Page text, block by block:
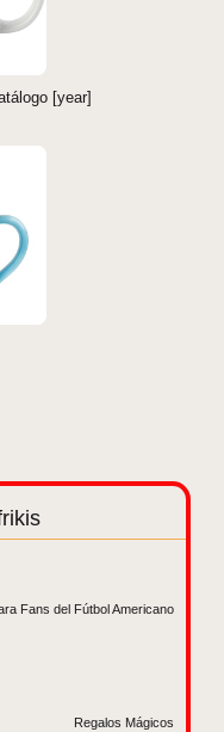
[year]
Fans del Fútbol Americano
Regalos Mágicos